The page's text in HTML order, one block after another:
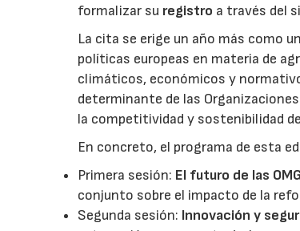
formalizar su registro a través del
La cita se erige un año más como
políticas europeas en materia de
climáticos, económicos y
determinante de las
la competitividad y sostenibilidad
En concreto, el programa de esta
Primera sesión: El futuro de las
conjunto sobre el impacto de la
Segunda sesión: Innovación y